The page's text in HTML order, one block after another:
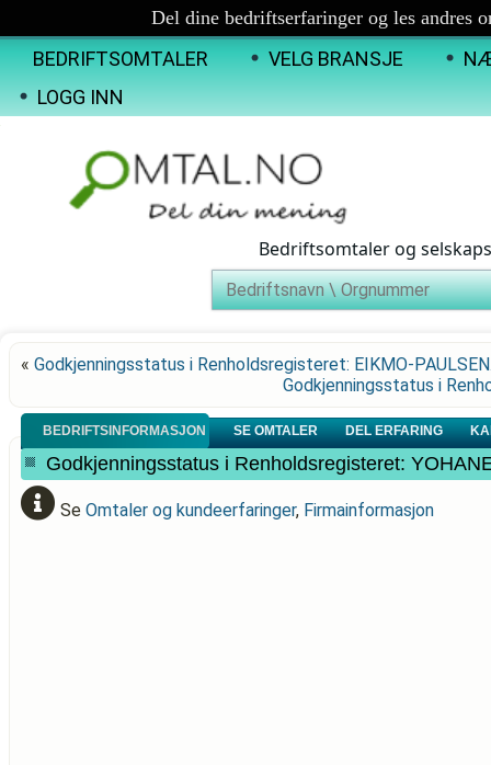
Del dine bedriftserfaringer og les andres
BEDRIFTSOMTALER VELG BRANSJE
LOGG INN
Bedriftsomtaler og
« Godkjenningsstatus i Renholdsregisteret: EIKMO-
Godkjenningsstatus i
BEDRIFTSINFORMASJON SE OMTALER DEL ERFARING
Godkjenningsstatus i Renholdsregisteret:
Se Omtaler og kundeerfaringer, Firmainformasjon